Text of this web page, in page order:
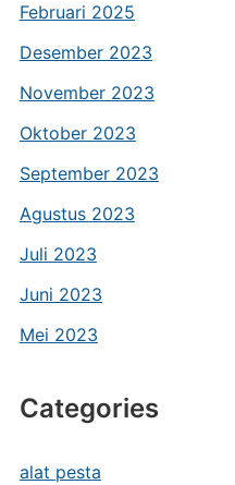
Februari 2025
Desember 2023
November 2023
Oktober 2023
September 2023
Agustus 2023
Juli 2023
Juni 2023
Mei 2023
Categories
alat pesta